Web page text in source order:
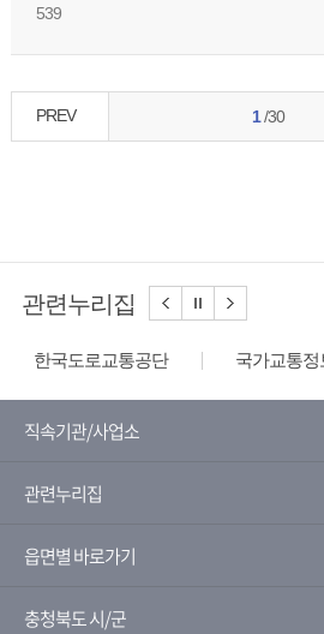
539
PREV 1/30
관련누리집
한국도로교통공단
국가교통정
한국수자원공사
물사랑홈페이지
직속기관/사업소
관련누리집
읍면별 바로가기
충청북도 시/군